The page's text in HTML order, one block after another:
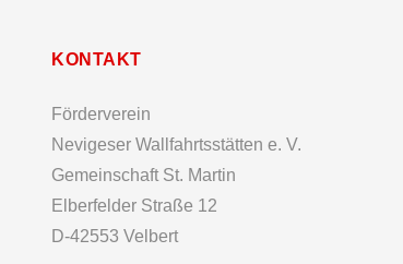
KONTAKT
Förderverein
Nevigeser Wallfahrtsstätten e. V.
Gemeinschaft St. Martin
Elberfelder Straße 12
D-42553 Velbert